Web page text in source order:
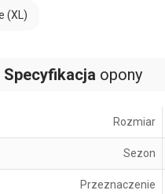
(XL)
Specyfikacja opony
Rozmiar
Sezon
Przeznaczenie